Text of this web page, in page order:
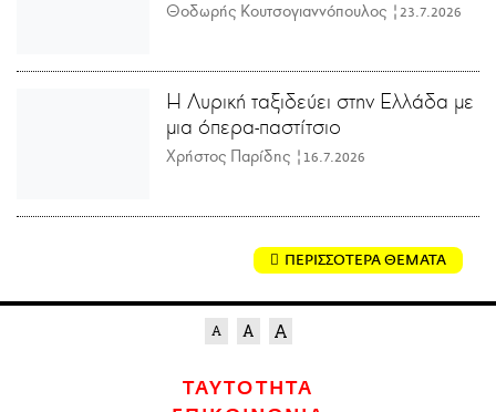
Θοδωρής Κουτσογιαννόπουλος | 23.7.2026
Η Λυρική ταξιδεύει στην Ελλάδα με
μια όπερα-παστίτσιο
Χρήστος Παρίδης | 16.7.2026
ΠΕΡΙΣΣΟΤΕΡΑ ΘΕΜΑΤΑ
ΤΑΥΤΟΤΗΤΑ